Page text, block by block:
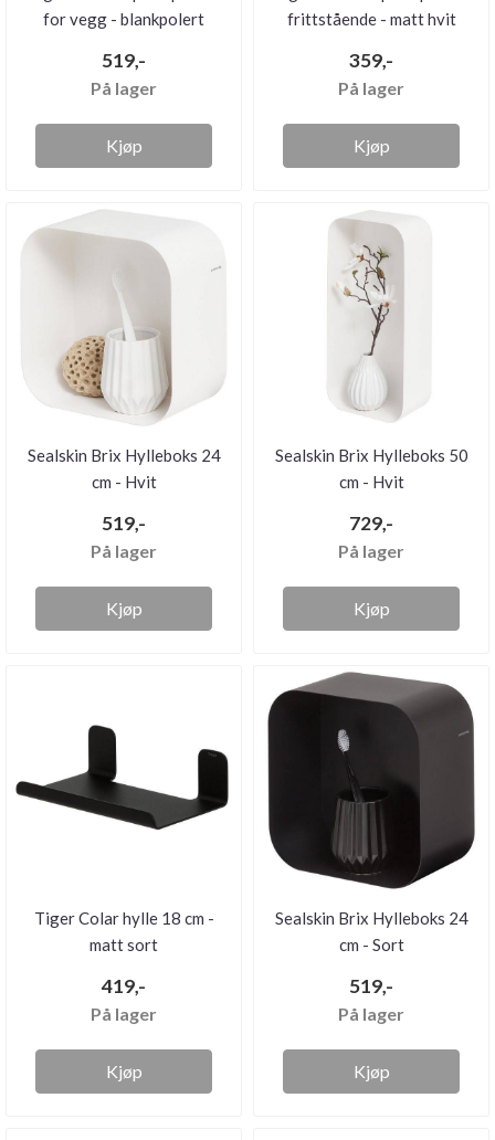
for vegg - blankpolert
519,-
På lager
Kjøp
frittstående - matt hvit
359,-
På lager
Kjøp
Sealskin Brix Hylleboks 24
cm - Hvit
519,-
På lager
Kjøp
Sealskin Brix Hylleboks 50
cm - Hvit
729,-
På lager
Kjøp
Tiger Colar hylle 18 cm -
matt sort
419,-
På lager
Kjøp
Sealskin Brix Hylleboks 24
cm - Sort
519,-
På lager
Kjøp